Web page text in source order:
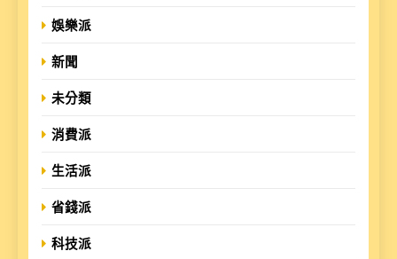
娛樂派
新聞
未分類
消費派
生活派
省錢派
科技派